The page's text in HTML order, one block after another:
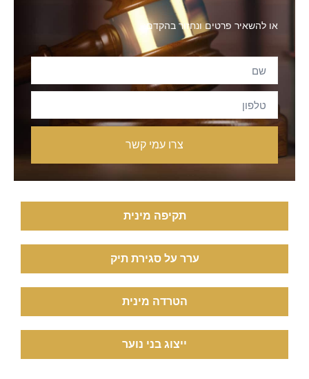
או להשאיר פרטים ונחזור בהקדם:
צרו עמי קשר
תקיפה מינית
ערר על סגירת תיק
הטרדה מינית
ייצוג בני נוער